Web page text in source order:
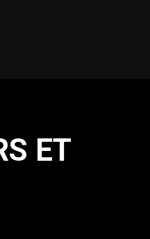
ET